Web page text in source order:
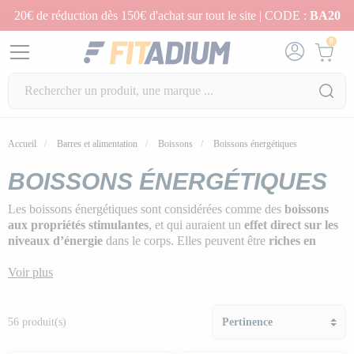
20€ de réduction dès 150€ d'achat sur tout le site | CODE : BA20
0
Accueil Barres et alimentation Boissons Boissons énergétiques
BOISSONS ÉNERGÉTIQUES
Les boissons énergétiques sont considérées comme des boissons
aux propriétés stimulantes, et qui auraient un effet direct sur les
niveaux d’énergie dans le corps. Elles peuvent être riches en
comme la
Optimises tes performances
grâce
Voir plus
56 produit(s)